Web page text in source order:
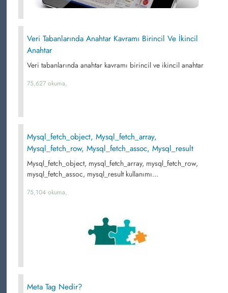
Veri Tabanlarında Anahtar Kavramı Birincil Ve İkincil
Anahtar
Veri tabanlarında anahtar kavramı birincil ve ikincil anahtar
75,627 okuma,
Mysql_fetch_object, Mysql_fetch_array,
Mysql_fetch_row, Mysql_fetch_assoc, Mysql_result
Mysql_fetch_object, mysql_fetch_array, mysql_fetch_row,
mysql_fetch_assoc, mysql_result kullanımı...
75,104 okuma,
Meta Tag Nedir?